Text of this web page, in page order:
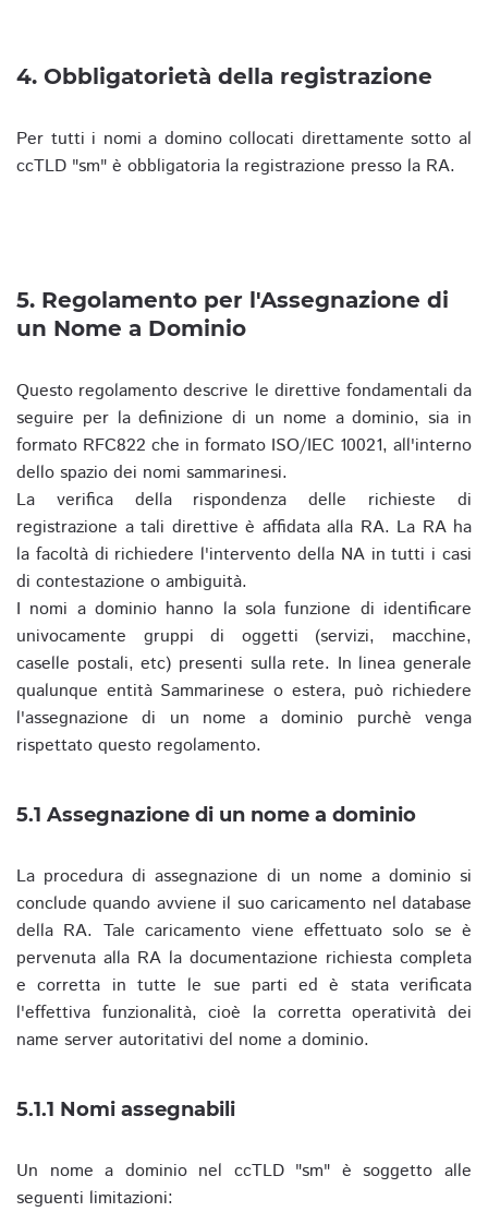
4. Obbligatorietà della registrazione
Per tutti i nomi a domino collocati direttamente sotto al
ccTLD "sm" è obbligatoria la registrazione presso la RA.
5. Regolamento per l'Assegnazione di
un Nome a Dominio
Questo regolamento descrive le direttive fondamentali da
seguire per la definizione di un nome a dominio, sia in
formato RFC822 che in formato ISO/IEC 10021, all'interno
dello spazio dei nomi sammarinesi.
La verifica della rispondenza delle richieste di
registrazione a tali direttive è affidata alla RA. La RA ha
la facoltà di richiedere l'intervento della NA in tutti i casi
di contestazione o ambiguità.
I nomi a dominio hanno la sola funzione di identificare
univocamente gruppi di oggetti (servizi, macchine,
caselle postali, etc) presenti sulla rete. In linea generale
qualunque entità Sammarinese o estera, può richiedere
l'assegnazione di un nome a dominio purchè venga
rispettato questo regolamento.
5.1 Assegnazione di un nome a dominio
La procedura di assegnazione di un nome a dominio si
conclude quando avviene il suo caricamento nel database
della RA. Tale caricamento viene effettuato solo se è
pervenuta alla RA la documentazione richiesta completa
e corretta in tutte le sue parti ed è stata verificata
l'effettiva funzionalità, cioè la corretta operatività dei
name server autoritativi del nome a dominio.
5.1.1 Nomi assegnabili
Un nome a dominio nel ccTLD "sm" è soggetto alle
seguenti limitazioni: